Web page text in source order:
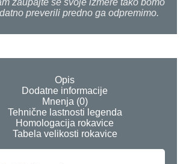
zaupajte še svoje izmere tako bomo
preverili predno ga odpremimo.
Opis
Dodatne informacije
Mnenja (0)
Tehnične lastnosti legenda
Homologacija rokavice
Tabela velikosti rokavice